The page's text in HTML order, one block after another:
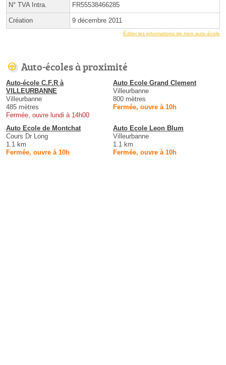
N° TVA Intra. FR55538466285
Création 9 décembre 2011
Éditer les informations de mon auto-école
Auto-écoles à proximité
Auto-école C.F.R à
VILLEURBANNE
Villeurbanne
485 mètres
Fermée, ouvre lundi à 14h00
Auto Ecole Grand Clement
Villeurbanne
800 mètres
Fermée, ouvre à 10h
Auto Ecole de Montchat
Cours Dr Long
1.1 km
Fermée, ouvre à 10h
Auto Ecole Leon Blum
Villeurbanne
1.1 km
Fermée, ouvre à 10h